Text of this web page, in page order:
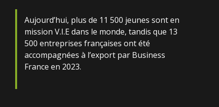
Aujourd’hui, plus de 11 500 jeunes sont en
mission V.I.E dans le monde, tandis que 13
500 entreprises françaises ont été
accompagnées à l’export par Business
France en 2023.